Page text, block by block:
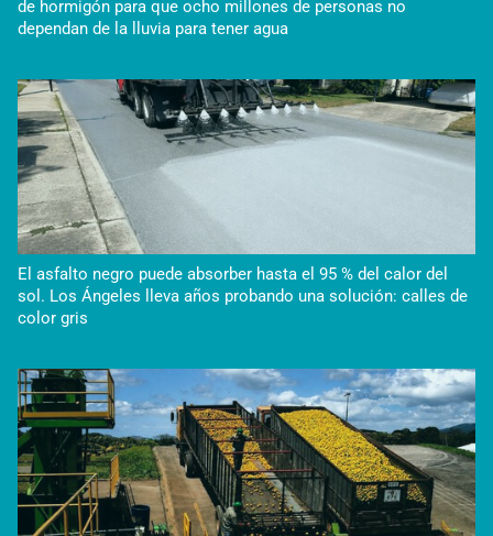
de hormigón para que ocho millones de personas no
dependan de la lluvia para tener agua
El asfalto negro puede absorber hasta el 95 % del calor del
sol. Los Ángeles lleva años probando una solución: calles de
color gris